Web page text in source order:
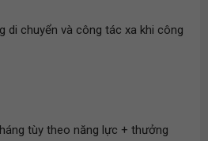
di chuyển và công tác xa khi công
tùy theo năng lực + thưởng